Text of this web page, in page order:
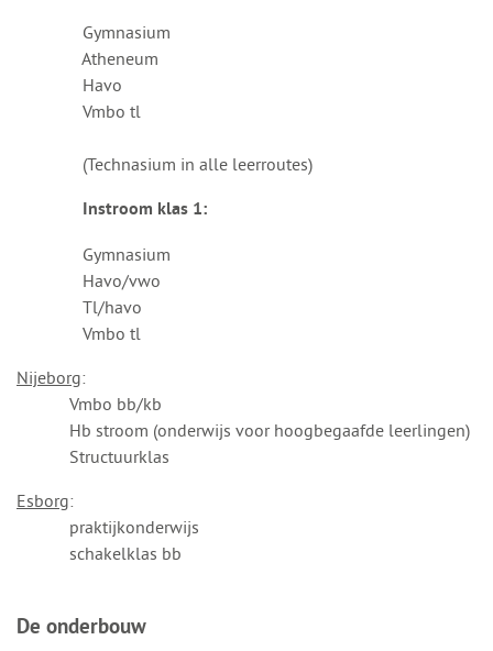
Gymnasium
Atheneum
Havo
Vmbo tl
(Technasium in alle leerroutes)
Instroom klas 1:
Gymnasium
Havo/vwo
Tl/havo
Vmbo tl
Nijeborg:
Vmbo bb/kb
Hb stroom (onderwijs voor hoogbegaafde leerlingen)
Structuurklas
Esborg:
praktijkonderwijs
schakelklas bb
De onderbouw